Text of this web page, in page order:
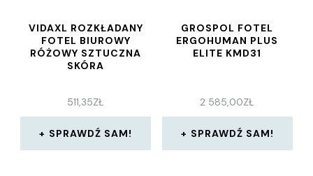
VIDAXL ROZKŁADANY
FOTEL BIUROWY
RÓŻOWY SZTUCZNA
SKÓRA
511,35ZŁ
SPRAWDŹ SAM!
GROSPOL FOTEL
ERGOHUMAN PLUS
ELITE KMD31
2 585,00ZŁ
SPRAWDŹ SAM!